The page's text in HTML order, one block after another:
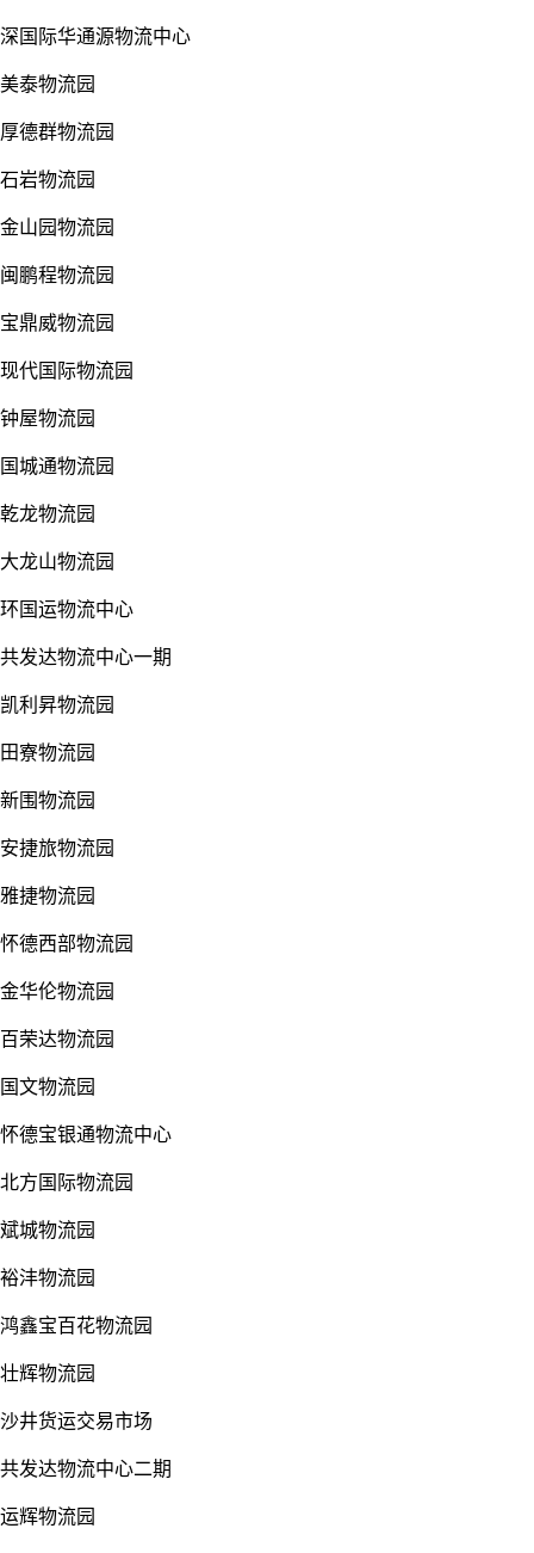
深国际华通源物流中心
美泰物流园
厚德群物流园
石岩物流园
金山园物流园
闽鹏程物流园
宝鼎威物流园
现代国际物流园
钟屋物流园
国城通物流园
乾龙物流园
大龙山物流园
环国运物流中心
共发达物流中心一期
凯利昇物流园
田寮物流园
新围物流园
安捷旅物流园
雅捷物流园
怀德西部物流园
金华伦物流园
百荣达物流园
国文物流园
怀德宝银通物流中心
北方国际物流园
斌城物流园
裕沣物流园
鸿鑫宝百花物流园
壮辉物流园
沙井货运交易市场
共发达物流中心二期
运辉物流园